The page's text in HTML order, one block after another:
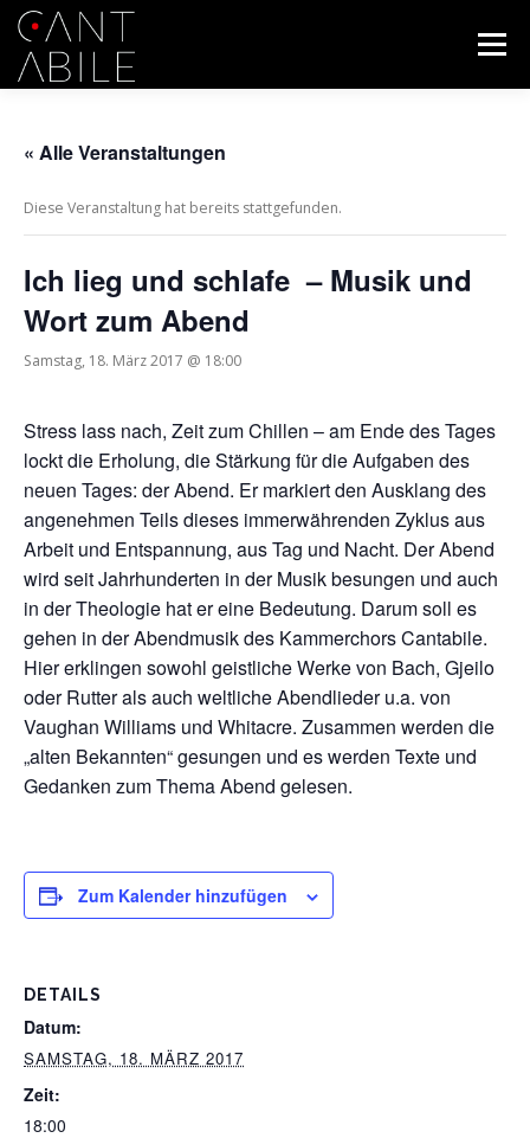
Zum
Inhalt
springen
Menü
DATENSCHUTZERKLÄRUNG
« Alle Veranstaltungen
Diese Veranstaltung hat bereits stattgefunden.
Ich lieg und schlafe – Musik und
Wort zum Abend
Samstag, 18. März 2017 @ 18:00
Stress lass nach, Zeit zum Chillen – am Ende des Tages
lockt die Erholung, die Stärkung für die Aufgaben des
neuen Tages: der Abend. Er markiert den Ausklang des
angenehmen Teils dieses immerwährenden Zyklus aus
Arbeit und Entspannung, aus Tag und Nacht. Der Abend
wird seit Jahrhunderten in der Musik besungen und auch
in der Theologie hat er eine Bedeutung. Darum soll es
gehen in der Abendmusik des Kammerchors Cantabile.
Hier erklingen sowohl geistliche Werke von Bach, Gjeilo
oder Rutter als auch weltliche Abendlieder u.a. von
Vaughan Williams und Whitacre. Zusammen werden die
„alten Bekannten“ gesungen und es werden Texte und
Gedanken zum Thema Abend gelesen.
Zum Kalender hinzufügen
DETAILS
Datum:
SAMSTAG, 18. MÄRZ 2017
Zeit:
18:00